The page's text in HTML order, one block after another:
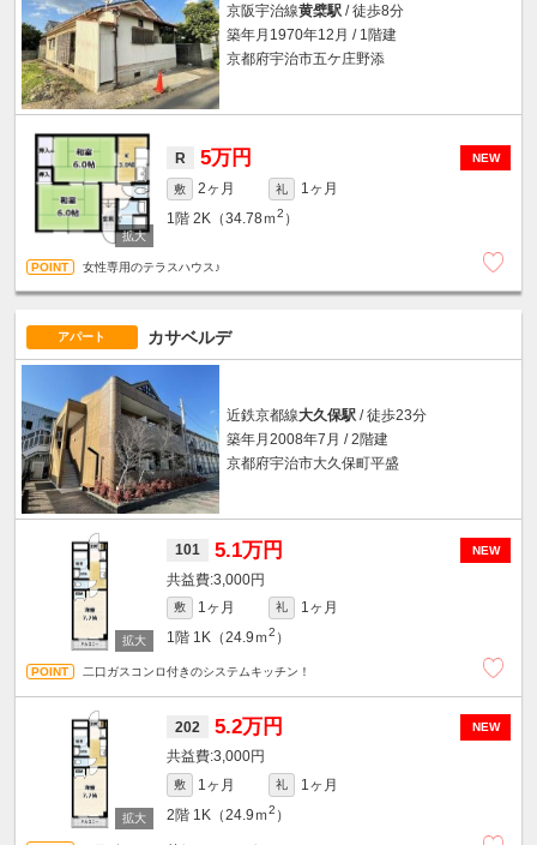
京阪宇治線黄檗駅/ 徒歩8分
築年月1970年12月 / 1階建
京都府宇治市五ケ庄野添
NEW
R 5万円
敷 2ヶ月 礼
1ヶ月
1階 2K（34.78ｍ2 ）
女性専用のテラスハウス♪
アパート カサベルデ
近鉄京都線大久保駅/ 徒歩23分
築年月2008年7月 / 2階建
京都府宇治市大久保町平盛
NEW
101 5.1万円
3,000円
敷 1ヶ月 礼
1ヶ月
1階 1K（24.9ｍ2 ）
二口ガスコンロ付きのシステムキッチン！
NEW
202 5.2万円
3,000円
敷 1ヶ月 礼
1ヶ月
2階 1K（24.9ｍ2 ）